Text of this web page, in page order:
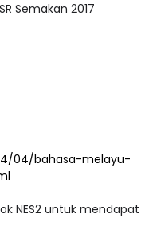
Semakan 2017
04/bahasa-melayu-
NES2 untuk mendapat